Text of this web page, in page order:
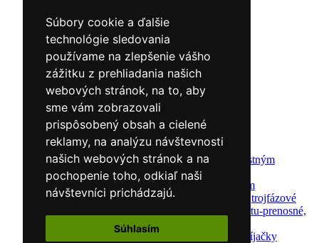
Súbory cookie a ďalšie
technológie sledovania
používame na zlepšenie vášho
zážitku z prehliadania našich
webových stránok, na to, aby
sme vám zobrazovali
prispôsobený obsah a cielené
reklamy, na analýzu návštevnosti
našich webových stránok a na
pochopenie toho, odkiaľ naši
návštevníci prichádzajú.
Súhlasím
Auto náradie a vybavenie servisov
Lakernícke stojany
Nabíjačky a testery
Navijaky
Navijaky ručné
Navijaky elektrické
Reťazové kladkostroje
Náradie pre uloženie brzdového systému
Nástroje pre autookná
Nabíjačky/Štartéry
Automatické nabíjačky
Automatické nabíjačky s bezpečnostným
automatickým štartom
Nabíjačky/Štartéry s bezpečnostným
automatickým štartom-jednofázové,trojfázové
Dielenské nabíjačky s funkciou štartu-prenosné,
pojazdné
Mikroprocesorové automatické nabíjačky